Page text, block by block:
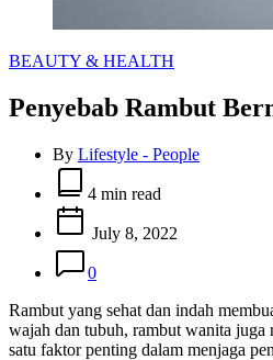
Categories
BEAUTY & HEALTH
Penyebab Rambut
By Lifestyle - People
Estimated
read
time
4 min read
July 8, 2022
0
Rambut yang sehat dan indah
wajah dan tubuh, rambut wanita juga
satu faktor penting dalam menjaga